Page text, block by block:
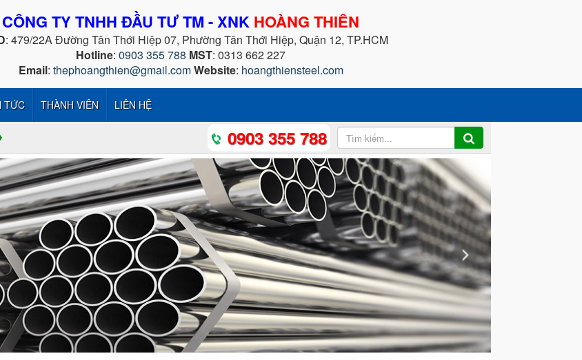
CÔNG TY TNHH ĐẦU TƯ TM - XNK HOÀNG THIÊN
: 479/22A Đường Tân Thới Hiệp 07, Phường Tân Thới Hiệp, Quận 12, TP.HCM
Hotline: 0903 355 788 MST: 0313 662 227
Email: thephoangthien@gmail.comWebsite: hoangthiensteel.com
TỨC THÀNH VIÊN LIÊN HỆ
0903 355 788